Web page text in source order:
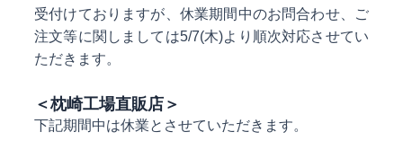
受付けておりますが、休業期間中のお問合わせ、ご
注文等に関しましては5/7(木)より順次対応させてい
ただきます。
＜枕崎工場直販店＞
下記期間中は休業とさせていただきます。